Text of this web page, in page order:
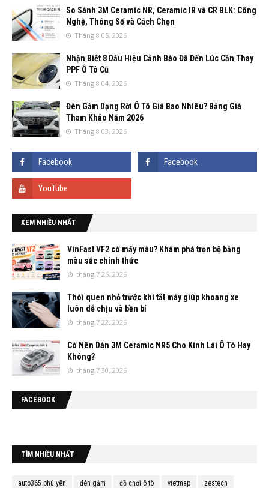
So Sánh 3M Ceramic NR, Ceramic IR và CR BLK: Công
Nghệ, Thông Số và Cách Chọn
Tháng 8 05, 2026
Nhận Biết 8 Dấu Hiệu Cảnh Báo Đã Đến Lúc Cần Thay
PPF Ô Tô Cũ
Tháng 8 04, 2026
Đèn Gầm Dạng Rời Ô Tô Giá Bao Nhiêu? Bảng Giá
Tham Khảo Năm 2026
Tháng 8 03, 2026
XEM NHIỀU NHẤT
VinFast VF2 có mấy màu? Khám phá trọn bộ bảng
màu sắc chính thức
tháng 7 26, 2026
Thói quen nhỏ trước khi tắt máy giúp khoang xe
luôn dễ chịu và bền bỉ
tháng 7 22, 2026
Có Nên Dán 3M Ceramic NR5 Cho Kính Lái Ô Tô Hay
Không?
tháng 7 30, 2026
FACEBOOK
TÌM NHIỀU NHẤT
auto365 phú yên đèn gầm đồ chơi ô tô vietmap zestech